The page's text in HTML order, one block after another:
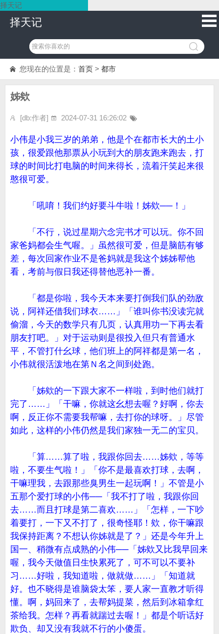
择天记
择天记
您现在的位置是： 首页 > 都市
姊欸
[db:作者] 2024-07-31 16:26:02
小伟是小我三岁的弟弟，他是个在都市长大的土小
孩，很爱跟他那票从小玩到大的朋友跑来跑去，打
球的时间比打电脑的时间来得长，流着汗笑起来很
憨很可爱。
「吼唷！我们约好要斗牛啦！姊欸──！」
「不行，说过星期六念完书才可以玩。你不回
家爸妈都会生气喔。」虽然很可爱，但是脑筋有够
差，每次回家作业不是爸妈就是我这个姊姊帮他
看，考前与假日我还得替他恶补一番。
「都是你啦，我今天本来要打倒我们队的劲敌
说，阿祥还借我们球衣……」「谁叫你书没读完就
偷溜，今天的数学只有几页，认真用功一下再去看
朋友打吧。」对于运动则是很投入但只有普通水
平，不管打什幺球，他们班上的阿祥都是第一名，
小伟就很活泼地在第Ｎ名之间到处跑。
「姊欸的一下跟大家不一样啦，到时他们就打
完了……」「干嘛，你就这幺想去喔？好啊，你去
啊，反正你不需要我帮嘛，去打你的球呀。」尽管
如此，这样的小伟仍然是我们家独一无二的宝贝。
「算……算了啦，我跟你回去……姊欸，等等
啦，不要生气啦！」「你不是最喜欢打球，去啊，
干嘛理我，去跟那些臭男生一起玩啊！」不管是小
五那个爱打球的小伟──「我不打了啦，我跟你回
去……而且打球是第二喜欢……」「怎样，一下吵
着要打，一下又不打了，很奇怪耶！欸，你干嘛跟
我保持距离？不想认你姊就是了？」还是今年升上
国一、稍微有点成熟的小伟──「姊欸又比我早回来
喔，我今天做值日生快累死了，可不可以不要补
习……好啦，我知道啦，做就做……」「知道就
好。也不晓得是谁脑袋太笨，要人家一直教才听得
懂。啊，妈回来了，去帮妈提菜，然后到冰箱拿红
茶给我。怎样？再看就踹过去喔！」都是个听话好
欺负、却又没有我就不行的小傻蛋。